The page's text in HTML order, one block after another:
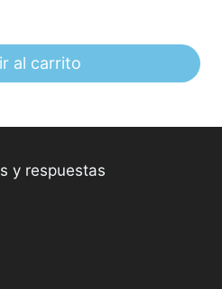
al carrito
y respuestas